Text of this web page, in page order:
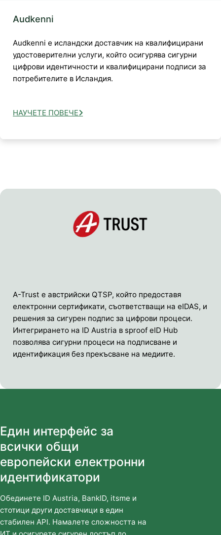
Audkenni
Audkenni е исландски доставчик на квалифицирани
удостоверителни услуги, който осигурява сигурни
цифрови идентичности и квалифицирани подписи за
потребителите в Исландия.
НАУЧЕТЕ ПОВЕЧЕ
A-Trust е австрийски QTSP, който предоставя
електронни сертификати, съответстващи на eIDAS, и
решения за сигурен подпис за цифрови процеси.
Интегрирането на ID Austria в sproof eID Hub
позволява сигурни процеси на подписване и
идентификация без прекъсване на медиите.
Един интерфейс за
всички общи
европейски електронни
идентификатори
Обединете ID Austria, BankID, itsme и
стотици други доставчици в един
стабилен API. Намалете сложността на